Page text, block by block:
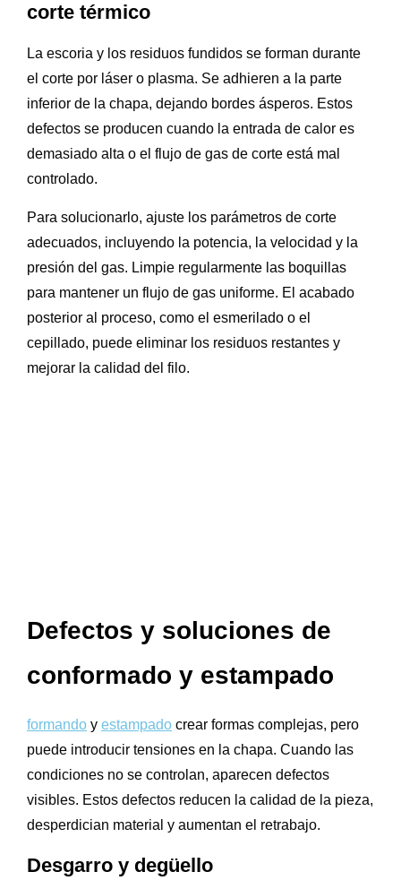
corte térmico
La escoria y los residuos fundidos se forman durante
el corte por láser o plasma. Se adhieren a la parte
inferior de la chapa, dejando bordes ásperos. Estos
defectos se producen cuando la entrada de calor es
demasiado alta o el flujo de gas de corte está mal
controlado.
Para solucionarlo, ajuste los parámetros de corte
adecuados, incluyendo la potencia, la velocidad y la
presión del gas. Limpie regularmente las boquillas
para mantener un flujo de gas uniforme. El acabado
posterior al proceso, como el esmerilado o el
cepillado, puede eliminar los residuos restantes y
mejorar la calidad del filo.
Defectos y soluciones de
conformado y estampado
formando y estampado crear formas complejas, pero
puede introducir tensiones en la chapa. Cuando las
condiciones no se controlan, aparecen defectos
visibles. Estos defectos reducen la calidad de la pieza,
desperdician material y aumentan el retrabajo.
Desgarro y degüello